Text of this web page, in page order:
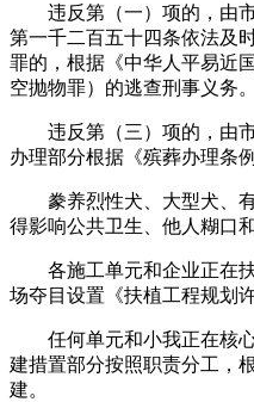
违反第（一）项的，由市
第一千二百五十四条依法及
罪的，根据《中华人平易近
空抛物罪）的逃查刑事义务。
违反第（三）项的，由市
办理部分根据《殡葬办理条
豢养烈性犬、大型犬、有
得影响公共卫生、他人糊口
各施工单元和企业正在扶
场夺目设置《扶植工程规划
任何单元和小我正在核心
建措置部分按照职责分工，
建。